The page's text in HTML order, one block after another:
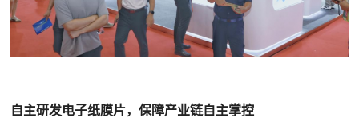
自主研发电子纸膜片，保障产业链自主掌控